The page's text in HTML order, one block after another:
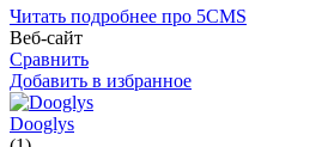
Читать подробнее про 5CMS
Веб-сайт
Сравнить
Добавить в избранное
Dooglys